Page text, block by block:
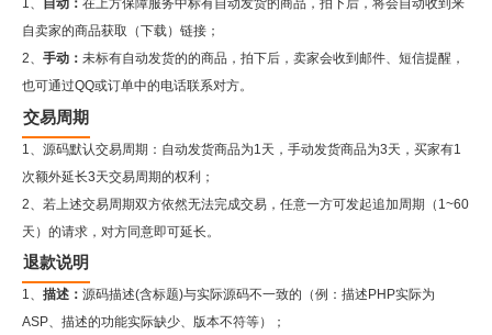
1、 自动： 在上方保障服务中标有自动发货的商品，拍下后，将会自动收到来
自卖家的商品获取（下载）链接；
2、 手动： 未标有自动发货的的商品，拍下后，卖家会收到邮件、短信提醒，
也可通过QQ或订单中的电话联系对方。
交易周期
1、源码默认交易周期：自动发货商品为1天，手动发货商品为3天，买家有1
次额外延长3天交易周期的权利；
2、若上述交易周期双方依然无法完成交易，任意一方可发起追加周期（1~60
天）的请求，对方同意即可延长。
退款说明
1、 描述： 源码描述(含标题)与实际源码不一致的（例：描述PHP实际为
ASP、描述的功能实际缺少、版本不符等）；